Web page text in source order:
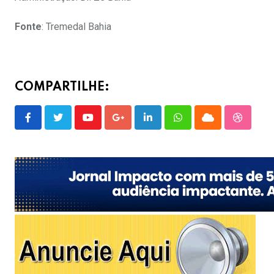
Fonte: Tremedal Bahia
COMPARTILHE:
YoutubeGoogle+LinkedInWhatsappCloud